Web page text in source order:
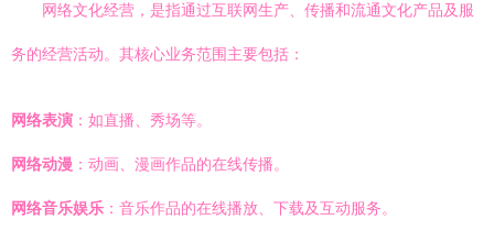
网络文化经营，是指通过互联网生产、传播和流通文化产品及服
务的经营活动。其核心业务范围主要包括：
网络表演 ：如直播、秀场等。
网络动漫 ：动画、漫画作品的在线传播。
网络音乐娱乐 ：音乐作品的在线播放、下载及互动服务。